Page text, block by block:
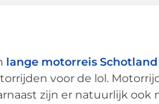
lange motorreis Schotland
voor de lol.
zijn er natuurlijk ook